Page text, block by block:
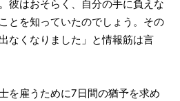
彼はおそらく、自分の手に負えな
とを知っていたのでしょう。その
なくなりました」と情報筋は言
を雇うために7日間の猶予を求め